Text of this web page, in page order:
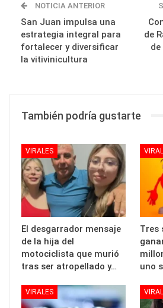
NOTICIA ANTERIOR
San Juan impulsa una
estrategia integral para
fortalecer y diversificar
la vitivinicultura
de
También podría gustarte
VIRALES
El desgarrador mensaje
de la hija del
motociclista que murió
tras ser atropellado y…
Tres
uno
VIRALES